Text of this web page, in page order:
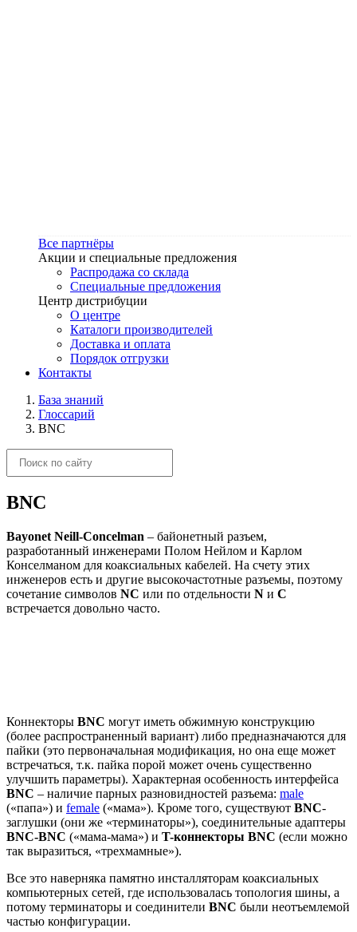
Все партнёры
Акции и специальные предложения
Распродажа со склада
Специальные предложения
Центр дистрибуции
О центре
Каталоги производителей
Доставка и оплата
Порядок отгрузки
Контакты
База знаний
Глоссарий
BNC
BNC
Bayonet Neill-Concelman – байонетный разъем,
разработанный инженерами Полом Нейлом и Карлом
Конселманом для коаксиальных кабелей. На счету этих
инженеров есть и другие высокочастотные разъемы, поэтому
сочетание символов NC или по отдельности N и C
встречается довольно часто.
Коннекторы BNC могут иметь обжимную конструкцию
(более распространенный вариант) либо предназначаются для
пайки (это первоначальная модификация, но она еще может
встречаться, т.к. пайка порой может очень существенно
улучшить параметры). Характерная особенность интерфейса
BNC – наличие парных разновидностей разъема: male
(«папа») и female («мама»). Кроме того, существуют BNC-
заглушки (они же «терминаторы»), соединительные адаптеры
BNC-BNC («мама-мама») и T-коннекторы BNC (если можно
так выразиться, «трехмамные»).
Все это наверняка памятно инсталляторам коаксиальных
компьютерных сетей, где использовалась топология шины, а
потому терминаторы и соединители BNC были неотъемлемой
частью конфигурации.